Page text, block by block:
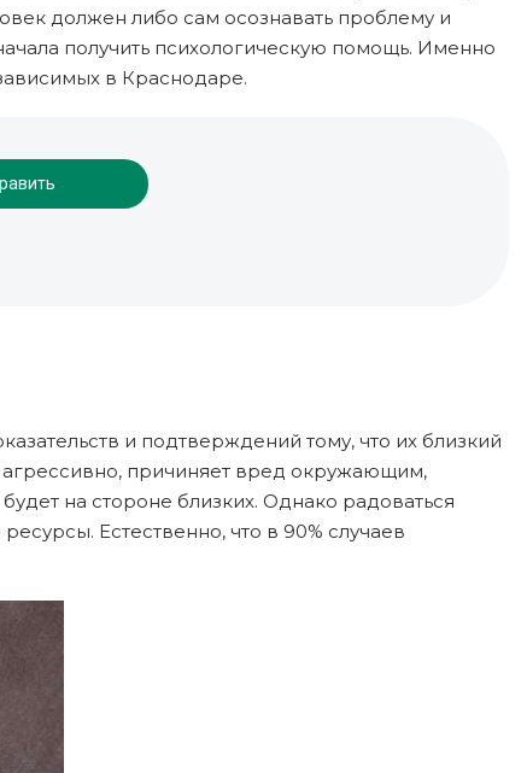
должен либо сам осознавать проблему и
получить психологическую помощь. Именно
в Краснодаре.
и подтверждений тому, что их близкий
агрессивно, причиняет вред окружающим,
на стороне близких. Однако радоваться
Естественно, что в 90% случаев